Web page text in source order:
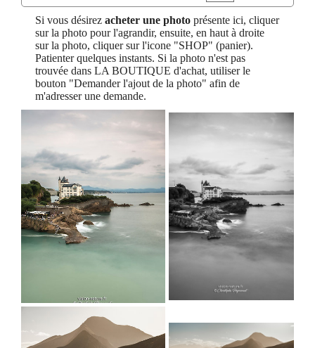
Si vous désirez acheter une photo présente ici, cliquer
sur la photo pour l'agrandir, ensuite, en haut à droite
sur la photo, cliquer sur l'icone "SHOP" (panier).
Patienter quelques instants. Si la photo n'est pas
trouvée dans LA BOUTIQUE d'achat, utiliser le
bouton "Demander l'ajout de la photo" afin de
m'adresser une demande.